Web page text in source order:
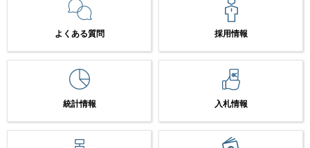
よくある質問 採用情報
統計情報 入札情報